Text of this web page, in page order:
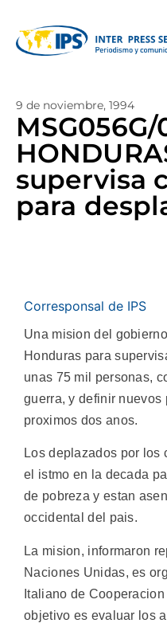
9 de noviembre, 1994
MSG056G/
supervisa
para
Corresponsal de IPS
Una mision del
Honduras para
unas 75 mil personas,
guerra, y definir nuevos
proximos dos anos.
Los deplazados por los
el istmo en la decada
de pobreza y estan
occidental del pais.
La mision, informaron
Naciones Unidas, es
Italiano de
objetivo es evaluar los